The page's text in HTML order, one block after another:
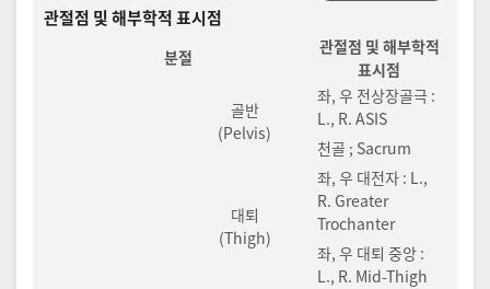
관절점 및 해부학적 표시점
분절
관절점 및 해부학적
표시점
골반
(Pelvis)
좌, 우 전상장골극 :
L., R. ASIS
천골 ; Sacrum
대퇴
(Thigh)
좌, 우 대전자 : L.,
R. Greater
Trochanter
좌, 우 대퇴 중앙 :
L., R. Mid-Thigh